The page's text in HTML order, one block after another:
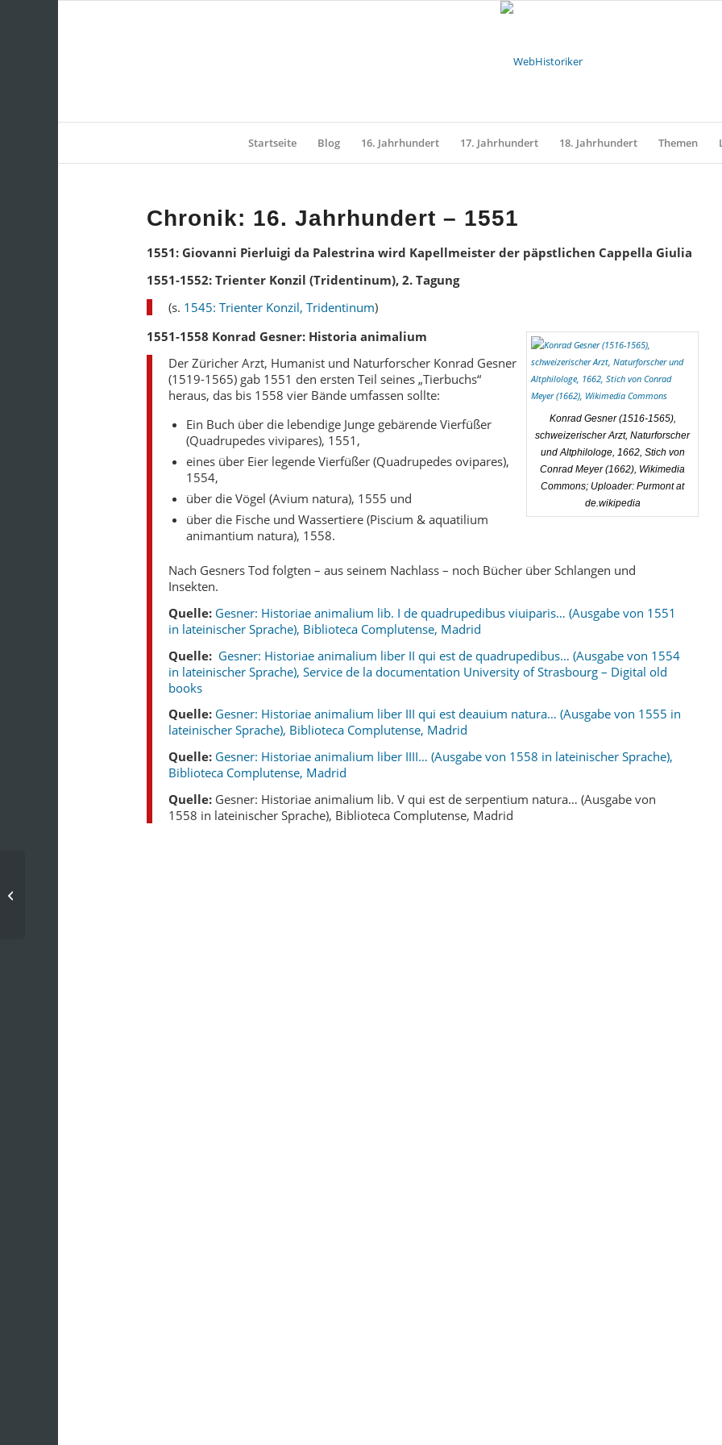
Startseite Blog 16. Jahrhundert 17. Jahrhundert 18. Jahrhundert Themen
Chronik: 16. Jahrhundert – 1551
1551: Giovanni Pierluigi da Palestrina wird Kapellmeister der päpstlichen Cappella Giulia
1551-1552: Trienter Konzil (Tridentinum), 2. Tagung
(s. 1545: Trienter Konzil, Tridentinum)
Konrad Gesner (1516-1565),
schweizerischer Arzt, Naturforscher
und Altphilologe, 1662, Stich von
Conrad Meyer (1662), Wikimedia
Commons; Uploader: Purmont at
de.wikipedia
1551-1558 Konrad Gesner: Historia animalium
Der Züricher Arzt, Humanist und Naturforscher Konrad Gesner
(1519-1565) gab 1551 den ersten Teil seines „Tierbuchs“
heraus, das bis 1558 vier Bände umfassen sollte:
Ein Buch über die lebendige Junge gebärende Vierfüßer
(Quadrupedes vivipares), 1551,
eines über Eier legende Vierfüßer (Quadrupedes ovipares),
1554,
über die Vögel (Avium natura), 1555 und
über die Fische und Wassertiere (Piscium & aquatilium
animantium natura), 1558.
Nach Gesners Tod folgten – aus seinem Nachlass – noch Bücher über Schlangen und
Insekten.
Quelle: Gesner: Historiae animalium lib. I de quadrupedibus viuiparis… (Ausgabe von 1551
in lateinischer Sprache), Biblioteca Complutense, Madrid
Quelle: Gesner: Historiae animalium liber II qui est de quadrupedibus… (Ausgabe von 1554
in lateinischer Sprache), Service de la documentation University of Strasbourg – Digital old
books
Quelle: Gesner: Historiae animalium liber III qui est deauium natura… (Ausgabe von 1555 in
lateinischer Sprache), Biblioteca Complutense, Madrid
Quelle: Gesner: Historiae animalium liber IIII… (Ausgabe von 1558 in lateinischer Sprache),
Biblioteca Complutense, Madrid
Quelle: Gesner: Historiae animalium lib. V qui est de serpentium natura… (Ausgabe von
1558 in lateinischer Sprache), Biblioteca Complutense, Madrid